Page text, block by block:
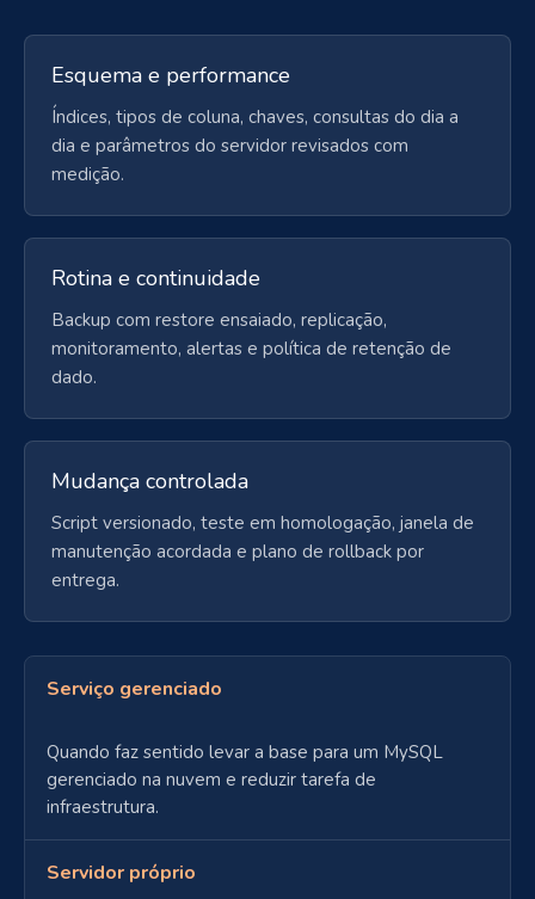
Esquema e performance
Índices, tipos de coluna, chaves, consultas do dia a
dia e parâmetros do servidor revisados com
medição.
Rotina e continuidade
Backup com restore ensaiado, replicação,
monitoramento, alertas e política de retenção de
dado.
Mudança controlada
Script versionado, teste em homologação, janela de
manutenção acordada e plano de rollback por
entrega.
Serviço gerenciado
Quando faz sentido levar a base para um MySQL
gerenciado na nuvem e reduzir tarefa de
infraestrutura.
Servidor próprio